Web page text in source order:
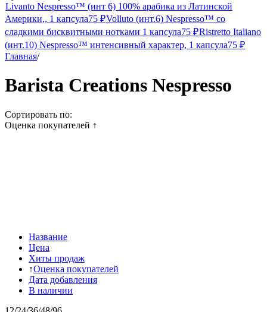
Livanto Nespresso™ (инт 6) 100% арабика из Латинской
Америки,, 1 капсула75 ₽Volluto (инт.6) Nespresso™ со
сладкими бисквитными нотками 1 капсула75 ₽Ristretto Italiano
(инт.10) Nespresso™ интенсивный характер, 1 капсула75 ₽
Главная/
Barista Creations Nespresso
Сортировать по:
Оценка покупателей ↑
Название
Цена
Хиты продаж
↑Оценка покупателей
Дата добавления
В наличии